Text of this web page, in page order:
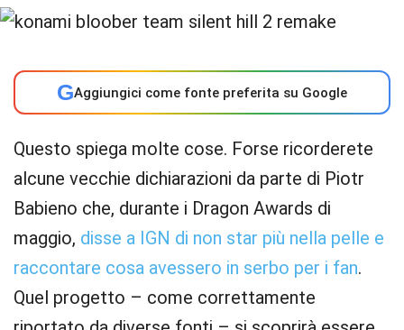
GAggiungici come fonte preferita su Google
Questo spiega molte cose. Forse ricorderete
alcune vecchie dichiarazioni da parte di Piotr
Babieno che, durante i Dragon Awards di
maggio, disse a IGN di non star più nella pelle e
raccontare cosa avessero in serbo per i fan.
Quel progetto – come correttamente